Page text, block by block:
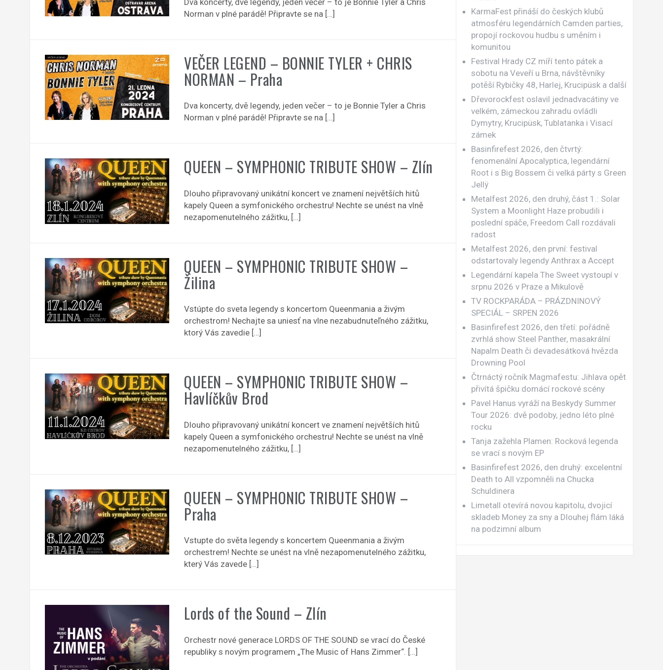
Norman v plné parádě! Připravte se na […]
VEČER LEGEND – BONNIE TYLER + CHRIS
NORMAN – Praha
Dva koncerty, dvě legendy, jeden večer – to je Bonnie Tyler a Chris
Norman v plné parádě! Připravte se na […]
QUEEN – SYMPHONIC TRIBUTE SHOW – Zlín
Dlouho připravovaný unikátní koncert ve znamení největších hitů
kapely Queen a symfonického orchestru! Nechte se unést na vlně
nezapomenutelného zážitku, […]
QUEEN – SYMPHONIC TRIBUTE SHOW –
Žilina
Vstúpte do sveta legendy s koncertom Queenmania a živým
orchestrom! Nechajte sa uniesť na vlne nezabudnuteľného zážitku,
ktorý Vás zavedie […]
QUEEN – SYMPHONIC TRIBUTE SHOW –
Havlíčkův Brod
Dlouho připravovaný unikátní koncert ve znamení největších hitů
kapely Queen a symfonického orchestru! Nechte se unést na vlně
nezapomenutelného zážitku, […]
QUEEN – SYMPHONIC TRIBUTE SHOW –
Praha
Vstupte do světa legendy s koncertem Queenmania a živým
orchestrem! Nechte se unést na vlně nezapomenutelného zážitku,
který Vás zavede […]
Lords of the Sound – Zlín
Orchestr nové generace LORDS OF THE SOUND se vrací do České
republiky s novým programem „The Music of Hans Zimmer“. […]
KarmaFest přináší do českých klubů
atmosféru legendárních Camden parties,
propojí rockovou hudbu s uměním i
komunitou
Festival Hrady CZ míří tento pátek a
sobotu na Veveří u Brna, návštěvníky
potěší Rybičky 48, Harlej, Krucipüsk a další
Dřevorockfest oslavil jednadvacátiny ve
velkém, zámeckou zahradu ovládli
Dymytry, Krucipüsk, Tublatanka i Visací
zámek
Basinfirefest 2026, den čtvrtý:
fenomenální Apocalyptica, legendární
Root i s Big Bossem či velká párty s Green
Jellÿ
Metalfest 2026, den druhý, část 1.: Solar
System a Moonlight Haze probudili i
poslední spáče, Freedom Call rozdávali
radost
Metalfest 2026, den první: festival
odstartovaly legendy Anthrax a Accept
Legendární kapela The Sweet vystoupí v
srpnu 2026 v Praze a Mikulově
TV ROCKPARÁDA – PRÁZDNINOVÝ
SPECIÁL – SRPEN 2026
Basinfirefest 2026, den třetí: pořádně
zvrhlá show Steel Panther, masakrální
Napalm Death či devadesátková hvězda
Drowning Pool
Čtrnáctý ročník Magmafestu: Jihlava opět
přivítá špičku domácí rockové scény
Pavel Hanus vyráží na Beskydy Summer
Tour 2026: dvě podoby, jedno léto plné
rocku
Tanja zažehla Plamen: Rocková legenda
se vrací s novým EP
Basinfirefest 2026, den druhý: excelentní
Death to All vzpomněli na Chucka
Schuldinera
Limetall otevírá novou kapitolu, dvojicí
skladeb Money za sny a Dlouhej flám láká
na podzimní album